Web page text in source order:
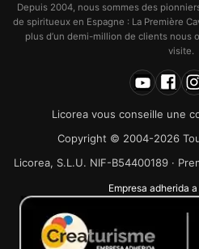
Depuis 2004, nous sommes des
de spiritueux en Espagne : La Première
plus d’un demi-million de clients nous
visite.
Licorea vous conseille une
Copyright © 2004-2026
Licorea, S.L.U. NIF-B54400189 ·
Empresa adherida